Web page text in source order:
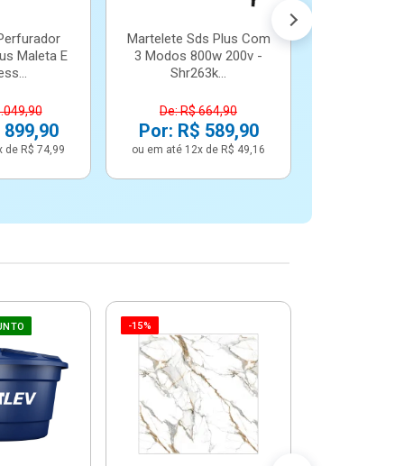
Maleta E
de R$ 74,99
Martelete Sds Plus Com
3 Modos 800w 200v -
Shr263k...
De: R$ 664,90
Por: R$ 589,90
ou em até 12x de R$ 49,16
-15%